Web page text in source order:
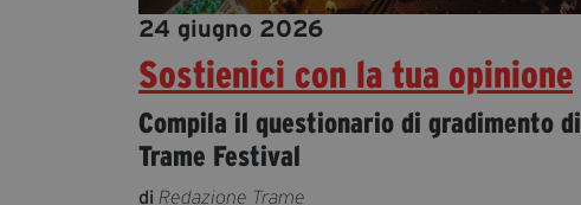
24 giugno 2026
Sostienici con la tua opinione
Compila il questionario di gradimento di
Trame Festival
di Redazione Trame